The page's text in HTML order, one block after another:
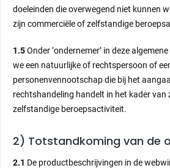
doeleinden die overwegend niet kunnen
zijn commerciële of zelfstandige
1.5Onder ‘ondernemer’ in deze
we een natuurlijke of rechtspersoon of
personenvennootschap die bij het
rechtshandeling handelt in het kader van
zelfstandige beroepsactiviteit.
2) Totstandkoming van de
2.1 De productbeschrijvingen in de